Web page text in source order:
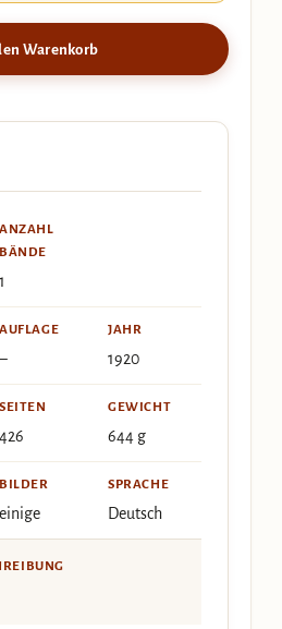
Warenkorb
ANZAHL
BÄNDE
1
AUFLAGE
–
JAHR
1920
SEITEN
426
GEWICHT
644 g
BILDER
einige
SPRACHE
Deutsch